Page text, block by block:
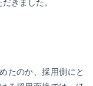
きました。
たのか、採用側にと